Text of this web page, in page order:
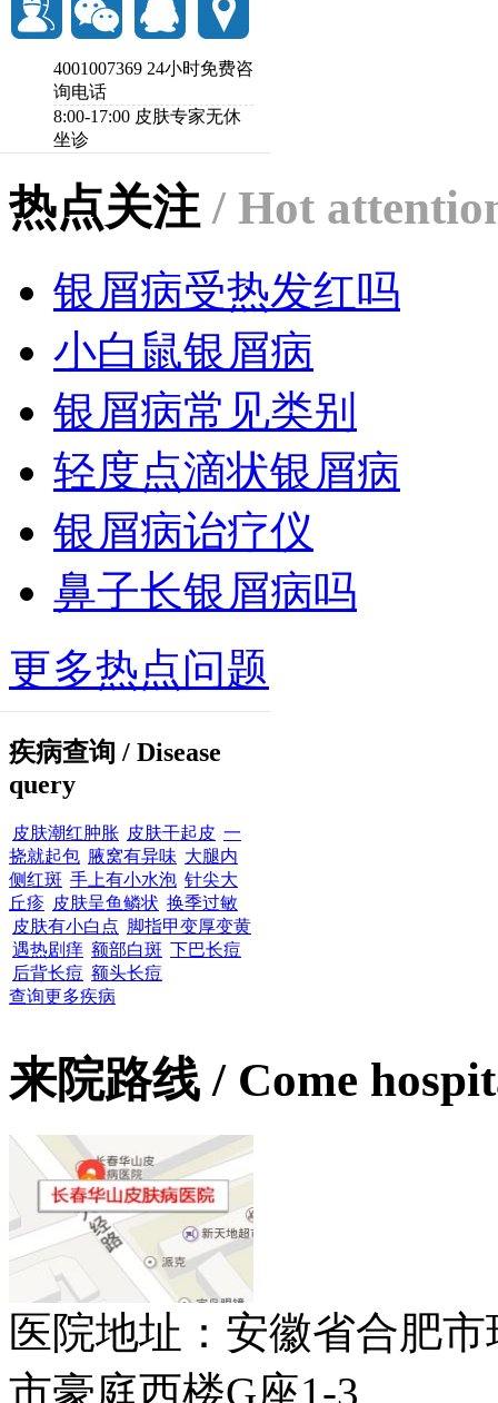
4001007369 24小时免费咨
询电话
8:00-17:00 皮肤专家无休
坐诊
热点关注 / Hot
银屑病受热发红吗
小白鼠银屑病
银屑病常见类别
轻度点滴状银屑病
银屑病诒疗仪
鼻子长银屑病吗
更多热点问题
疾病查询 / Disease
query
皮肤潮红肿胀 皮肤干起皮 一
挠就起包 腋窝有异味 大腿内
侧红斑 手上有小水泡 针尖大
丘疹 皮肤呈鱼鳞状 换季过敏
皮肤有小白点 脚指甲变厚变黄
遇热剧痒 额部白斑 下巴长痘
后背长痘 额头长痘
查询更多疾病
来院路线 / Come
医院地址：安徽省合肥
市豪庭西楼G座1-3